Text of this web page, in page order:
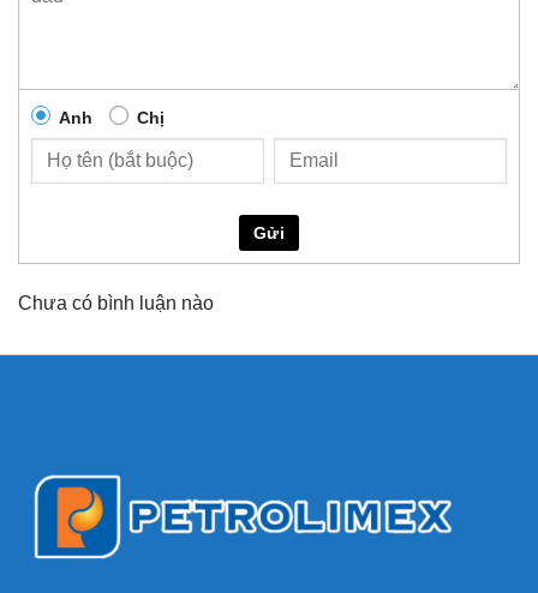
Anh Chị
Gửi
Chưa có bình luận nào